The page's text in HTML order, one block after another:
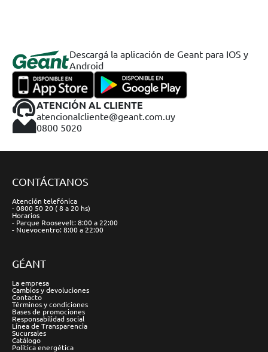
Descargá la aplicación de Geant para IOS y
Android
ATENCIÓN AL CLIENTE
atencionalcliente@geant.com.uy
0800 5020
CONTÁCTANOS
Atención telefónica
- 0800 50 20 ( 8 a 20 hs)
Horarios
- Parque Roosevelt: 8:00 a 22:00
- Nuevocentro: 8:00 a 22:00
GÉANT
La empresa
Cambios y devoluciones
Contacto
Términos y condiciones
Bases de promociones
Responsabilidad social
Línea de Transparencia
Sucursales
Catálogo
Política energética